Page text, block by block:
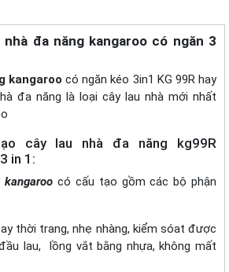
đa năng kangaroo có ngăn 3
kangaroo có ngăn kéo 3in1 KG 99R hay
đa năng là loại cây lau nhà mới nhất
cây lau nhà đa năng kg99R
in 1:
có cấu tạo gồm các bộ phận
thời trang, nhẹ nhàng, kiểm sóat được
lau, lồng vắt bằng nhựa, không mất